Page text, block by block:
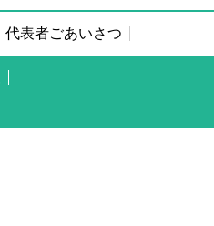
平日・土曜・日祝受付中。
代表者ごあいさつ